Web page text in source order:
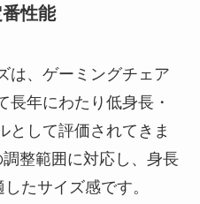
性能
は、ゲーミングチェア
長年にわたり低身長・
として評価されてきま
整範囲に対応し、身長
たサイズ感です。